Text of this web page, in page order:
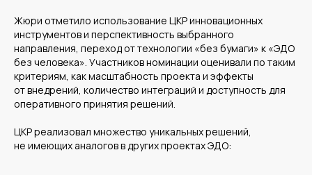
Жюри отметило использование ЦКР инновационных
инструментов и перспективность выбранного
направления, переход от технологии «без бумаги» к «ЭДО
без человека». Участников номинации оценивали по таким
критериям, как масштабность проекта и эффекты
от внедрений, количество интеграций и доступность для
оперативного принятия решений.
ЦКР реализовал множество уникальных решений,
не имеющих аналогов в других проектах ЭДО: